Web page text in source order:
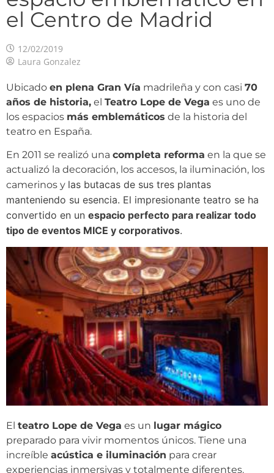
el Centro de Madrid
12/02/2019
Laura Gonzalez
Ubicado en plena Gran Vía madrileña y con casi 70
años de historia, el Teatro Lope de Vega es uno de
los espacios más emblemáticos de la historia del
teatro en España.
En 2011 se realizó una completa reforma en la que se
actualizó la decoración, los accesos, la iluminación, los
camerinos y las butacas de sus tres plantas
manteniendo su esencia. El impresionante teatro se ha
convertido en un espacio perfecto para realizar todo
tipo de eventos MICE y corporativos.
El teatro Lope de Vega es un lugar mágico
preparado para vivir momentos únicos. Tiene una
increíble acústica e iluminación para crear
experiencias inmersivas y totalmente diferentes.